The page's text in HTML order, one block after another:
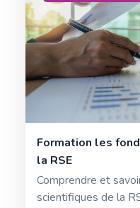
Formation les
la RSE
Comprendre et
scientifiques de la